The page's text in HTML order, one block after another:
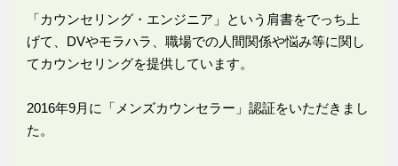
「カウンセリング・エンジニア」という肩書をでっち上
げて、DVやモラハラ、職場での人間関係や悩み等に関し
てカウンセリングを提供しています。
2016年9月に「メンズカウンセラー」認証をいただきまし
た。